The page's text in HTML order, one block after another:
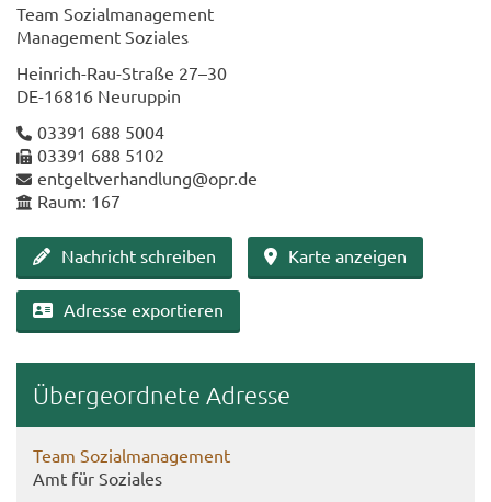
Team So­zi­al­ma­nage­ment
Ma­nage­ment So­zia­les
Heinrich-​Rau-Straße 27–30
DE-​16816 Neu­rup­pin
03391 688 5004
03391 688 5102
ent­gelt­ver­hand­lung@opr.de
Raum: 167
Nach­richt schrei­ben Karte an­zei­gen
Adres­se ex­por­tie­ren
Über­ge­ord­ne­te Adres­se
Team So­zi­al­ma­nage­ment
Amt für So­zia­les